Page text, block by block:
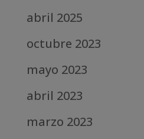
abril 2025
octubre 2023
mayo 2023
abril 2023
marzo 2023